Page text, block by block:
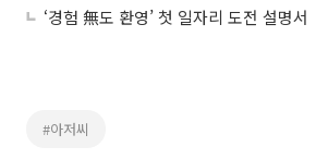
‘경험 無도 환영’ 첫 일자리 도전 설명서
#아저씨